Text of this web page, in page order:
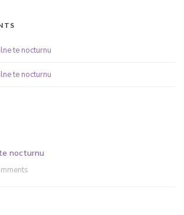
te nocturnu
te nocturnu
nocturnu